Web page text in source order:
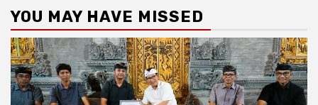
YOU MAY HAVE MISSED